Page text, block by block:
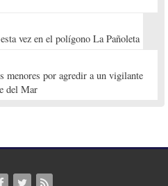
vez en el polígono La Pañoleta
menores por agredir a un vigilante
del Mar